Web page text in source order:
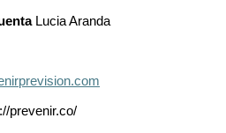
Lucia Aranda
prevenir.co/